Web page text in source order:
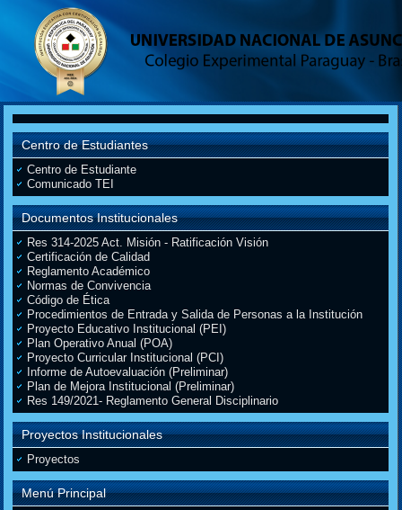
Centro de Estudiantes
Centro de Estudiante
Comunicado TEI
Documentos Institucionales
Res 314-2025 Act. Misión - Ratificación Visión
Certificación de Calidad
Reglamento Académico
Normas de Convivencia
Código de Ética
Procedimientos de Entrada y Salida de Personas a la Institución
Proyecto Educativo Institucional (PEI)
Plan Operativo Anual (POA)
Proyecto Curricular Institucional (PCI)
Informe de Autoevaluación (Preliminar)
Plan de Mejora Institucional (Preliminar)
Res 149/2021- Reglamento General Disciplinario
Proyectos Institucionales
Proyectos
Menú Principal